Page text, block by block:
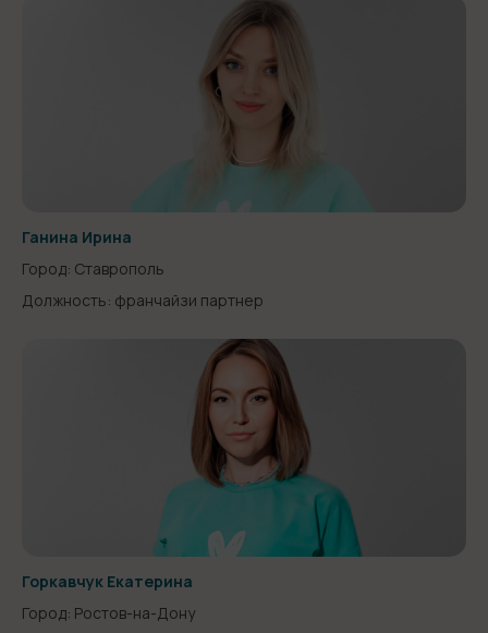
Ганина Ирина
Город: Ставрополь
Должность: франчайзи партнер
Горкавчук Екатерина
Город: Ростов-на-Дону